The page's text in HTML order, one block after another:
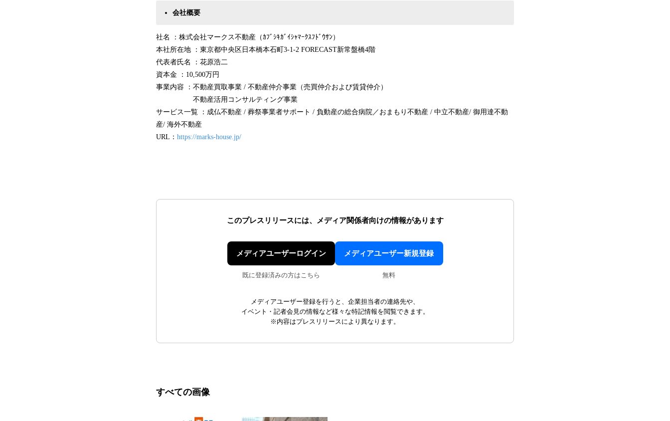
会社概要
社名 ：株式会社マークス不動産（ｶﾌﾞｼｷｶﾞｲｼｬﾏｰｸｽﾌﾄﾞｳｻﾝ）
本社所在地 ：東京都中央区日本橋本石町3-1-2 FORECAST新常盤橋4階
代表者氏名 ：花原浩二
資本金 ：10,500万円
事業内容 ：不動産買取事業 / 不動産仲介事業（売買仲介および賃貸仲介）
不動産活用コンサルティング事業
サービス一覧 ：成仏不動産 / 葬祭事業者サポート / 負動産の総合病院／おまもり不動産 / 中立不動産/ 御用達不動
産/ 海外不動産
URL： https://marks-house.jp/
このプレスリリースには、 メディア関係者向けの情報があります
メディアユーザーログイン
既に登録済みの方はこちら
メディアユーザー新規登録
無料
メディアユーザー登録を行うと、企業担当者の連絡先や、
イベント・記者会見の情報など様々な特記情報を閲覧できます。
※内容はプレスリリースにより異なります。
すべての画像